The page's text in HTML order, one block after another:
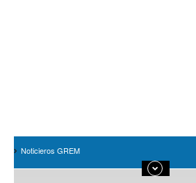
Noticieros GREM